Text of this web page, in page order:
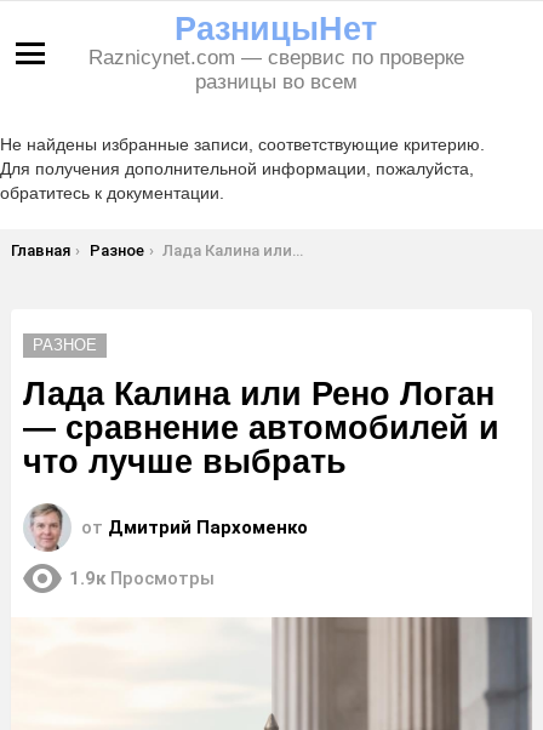
РазницыНет
Raznicynet.com — свервис по проверке
разницы во всем
Не найдены избранные записи, соответствующие критерию.
Для получения дополнительной информации, пожалуйста,
обратитесь к документации.
Вы здесь:
Главная Разное Лада Калина или Рено Логан — сравнение автомобилей и что лучше выбрать
РАЗНОЕ
Лада Калина или Рено Логан
— сравнение автомобилей и
что лучше выбрать
от Дмитрий Пархоменко
1.9к Просмотры